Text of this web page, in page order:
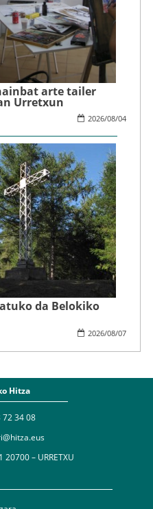
arte tailer
Urretxun
2026/08/04
da Belokiko
2026/08/07
Hitza
72 34 08
– URRETXU